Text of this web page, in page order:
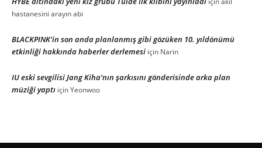
hastanesini arayın abi
BLACKPINK’in son anda planlanmış gibi gözüken 10. yıldönümü
etkinliği hakkında haberler derlemesi için Narin
IU eski sevgilisi Jang Kiha’nın şarkısını gönderisinde arka plan
müziği yaptı içinYeonwoo